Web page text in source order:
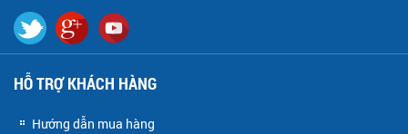
HỖ TRỢ KHÁCH HÀNG
Hướng dẫn mua hàng